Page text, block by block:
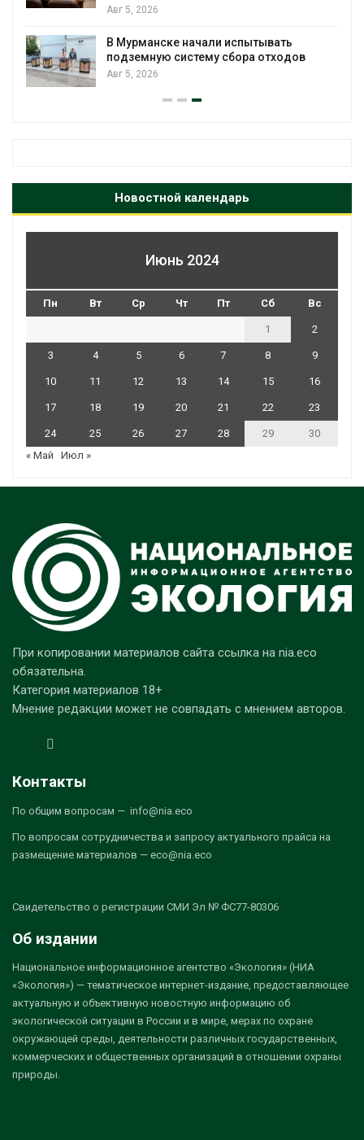
Авг 5, 2026
В Мурманске начали испытывать
подземную систему сбора отходов
Авг 5, 2026
Новостной календарь
Июнь 2024
Пн Вт Ср Чт Пт Сб Вс
1 2
3 4 5 6 7 8 9
10 11 12 13 14 15 16
17 18 19 20 21 22 23
24 25 26 27 28 29
30
« Май
Июл »
При копировании материалов сайта ссылка на nia.eco
обязательна.
Категория материалов 18+
Мнение редакции может не совпадать с мнением авторов.
Контакты
По общим вопросам — info@nia.eco
По вопросам сотрудничества и запросу актуального прайса на
размещение материалов — eco@nia.eco
Свидетельство о регистрации СМИ Эл № ФС77-80306
Об издании
Национальное информационное агентство «Экология» (НИА
«Экология») — тематическое интернет-издание, предоставляющее
актуальную и объективную новостную информацию об
экологической ситуации в России и в мире, мерах по охране
окружающей среды, деятельности различных государственных,
коммерческих и общественных организаций в отношении охраны
природы.